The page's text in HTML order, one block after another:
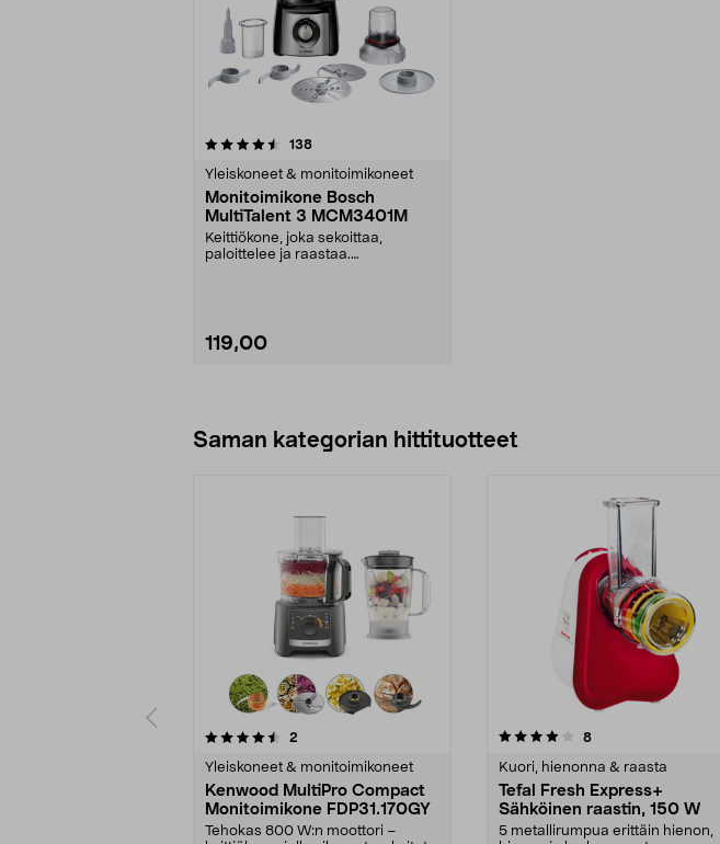
138arvostelut
Yleiskoneet & monitoimikoneet
Monitoimikone Bosch
MultiTalent 3 MCM3401M
Keittiökone, joka sekoittaa,
paloittelee ja raastaa.
119,00
Saman kategorian hittituotteet
2
Yleiskoneet & monitoimikoneet
Kenwood MultiPro Compact
Monitoimikone FDP31.170GY
Tehokas 800 W:n moottori –
4.0 viidestä
8arvostelut
Kuori, hienonna & raasta
Tefal Fresh Express+
Sähköinen raastin, 150 W
5 metallirumpua erittäin hienon,
4.5 viidestä